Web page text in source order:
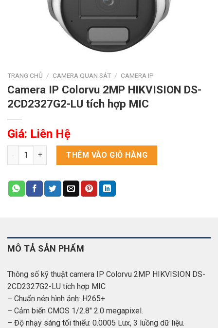
TRANG CHỦ / CAMERA QUAN SÁT / CAMERA IP
Camera IP Colorvu 2MP HIKVISION DS-
2CD2327G2-LU tích hợp MIC
Giá: Liên Hệ
Camera IP Colorvu 2MP HIKVISION DS-2CD2327G2-LU tích
THÊM VÀO GIỎ HÀNG
MÔ TẢ SẢN PHẨM
Thông số kỹ thuật camera IP Colorvu 2MP HIKVISION DS-
2CD2327G2-LU tích hợp MIC
– Chuẩn nén hình ảnh: H265+
– Cảm biến CMOS 1/2.8″ 2.0 megapixel.
– Độ nhạy sáng tối thiểu: 0.0005 Lux, 3 luồng dữ liệu.